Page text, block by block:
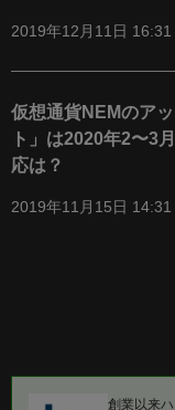
2019年12月11日 16:31
仮想通貨NEMのア
ト」は2020年2〜3
応は？
2019年11月15日 14:31
創業以来